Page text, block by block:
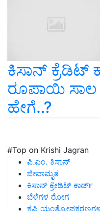
ಕಿಸಾನ್‌ ಕ್ರೆಡಿಟ್‌
ರೂಪಾಯಿ
ಹೇಗೆ..?
#Top on Krishi Jagran
ಪಿ.ಎಂ. ಕಿಸಾನ್
ಜೀವಾಮೃತ
ಕಿಸಾನ್ ಕ್ರೇಡಿಟ್ ಕಾರ್ಡ್
ಬೆಳೆಗಳ ರೋಗ
ಕೃಷಿ